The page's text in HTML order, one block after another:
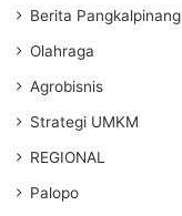
Berita Pangkalpinang
Olahraga
Agrobisnis
Strategi UMKM
REGIONAL
Palopo